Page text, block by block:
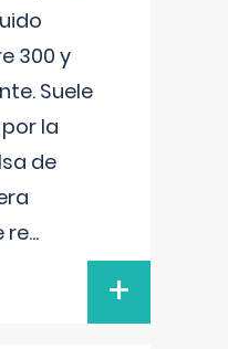
300 y
Suele
la
de
re...
+